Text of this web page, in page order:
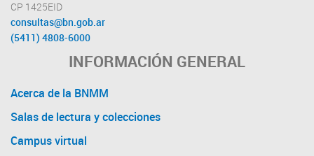
CP 1425EID
consultas@bn.gob.ar
(5411) 4808-6000
INFORMACIÓN GENERAL
Acerca de la BNMM
Salas de lectura y colecciones
Campus virtual